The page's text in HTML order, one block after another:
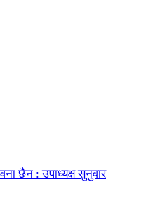
छैन : उपाध्यक्ष सुनुवार